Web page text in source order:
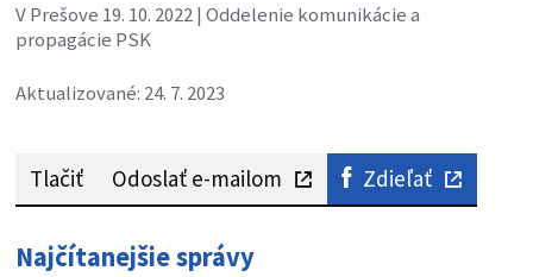
V Prešove 19. 10. 2022 | Oddelenie komunikácie a
propagácie PSK
Aktualizované: 24. 7. 2023
Tlačiť Odoslať e-mailom Zdieľať
Najčítanejšie správy